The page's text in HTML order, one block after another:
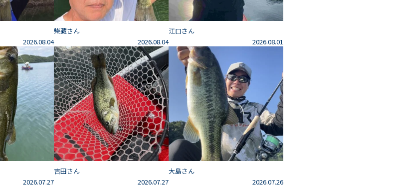
2026.08.04
柴藏さん
2026.08.04
江口さん
2026.08.01
2026.07.27
吉田さん
2026.07.27
大島さん
2026.07.26